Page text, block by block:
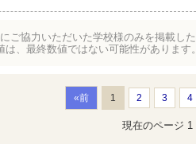
ご協力いただいた学校様のみを掲載し
、最終数値ではない可能性があります
«前 1 2 3 4
現在のページ 1